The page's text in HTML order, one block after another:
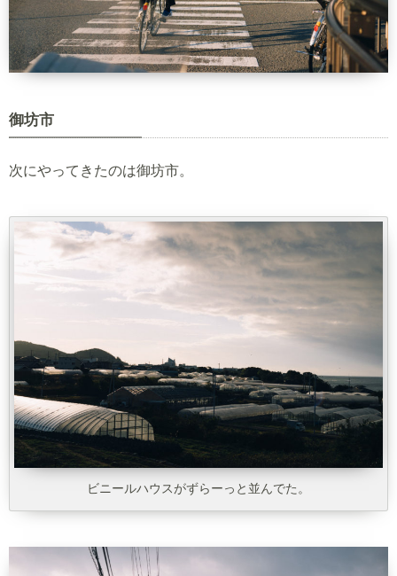
御坊市
次にやってきたのは御坊市。
ビニールハウスがずらーっと並んでた。